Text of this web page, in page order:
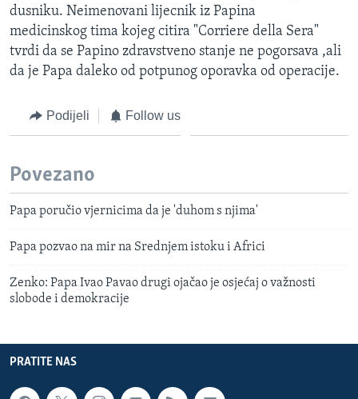
dusniku. Neimenovani lijecnik iz Papina
medicinskog tima kojeg citira "Corriere della Sera"
tvrdi da se Papino zdravstveno stanje ne pogorsava ,ali
da je Papa daleko od potpunog oporavka od operacije.
Podijeli Follow us
Povezano
Papa poručio vjernicima da je 'duhom s njima'
Papa pozvao na mir na Srednjem istoku i Africi
Zenko: Papa Ivao Pavao drugi ojačao je osjećaj o važnosti
slobode i demokracije
PRATITE NAS